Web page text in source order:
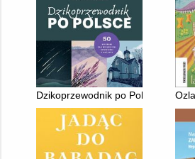
Dzikoprzewodnik po Polsce : 50